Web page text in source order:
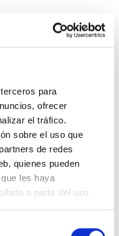
para
ofrecer
el tráfico.
sobre el uso que
de redes
quienes pueden
les haya
a partir del uso
Comunicación ICOMBi